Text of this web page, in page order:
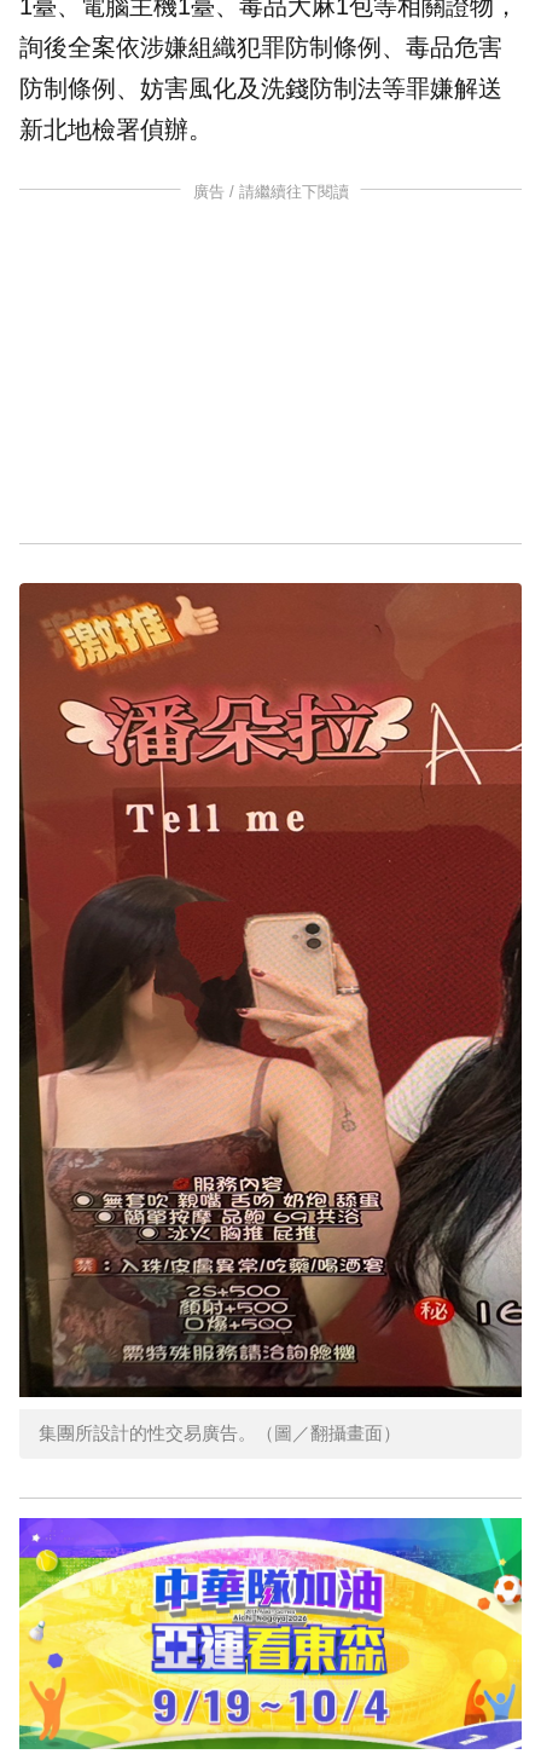
1臺、電腦主機1臺、毒品大麻1包等相關證物，
詢後全案依涉嫌組織犯罪防制條例、毒品危害
防制條例、妨害風化及洗錢防制法等罪嫌解送
新北地檢署偵辦。
廣告 / 請繼續往下閱讀
集團所設計的性交易廣告。（圖／翻攝畫面）